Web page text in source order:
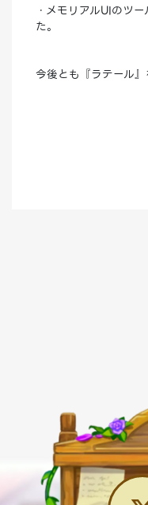
・メモリアルUIのツ
た。
今後とも『ラテール』